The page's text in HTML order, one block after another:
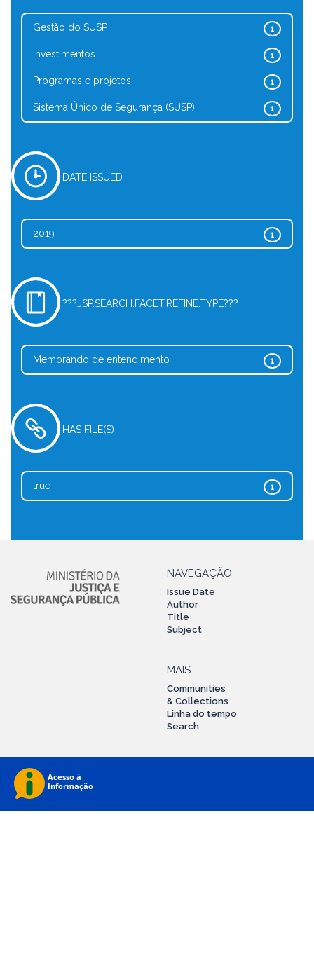
1
Gestão do SUSP
1
Investimentos
1
Programas e projetos
1
Sistema Único de Segurança (SUSP)
DATE ISSUED
1
2019
???JSP.SEARCH.FACET.REFINE.TYPE???
1
Memorando de entendimento
HAS FILE(S)
1
true
NAVEGAÇÃO
Issue Date
Author
Title
Subject
MAIS
Communities
& Collections
Linha do tempo
Search